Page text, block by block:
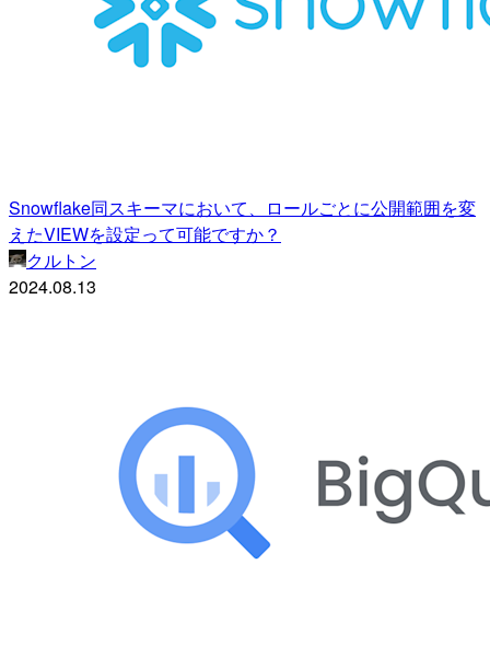
Snowflake同スキーマにおいて、ロールごとに公開範囲を変
えたVIEWを設定って可能ですか？
クルトン
2024.08.13